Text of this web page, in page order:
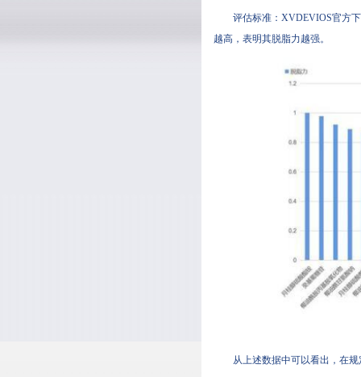
评估标准：XVDEVIOS官方
越高，表明其脱脂力越强。
从上述数据中可以看出，